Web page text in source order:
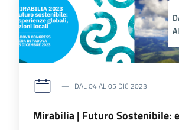
Al
DAL04 AL05 DIC 2023
Mirabilia | Futuro Sostenibile: